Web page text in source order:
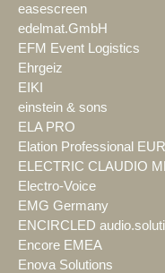
easescreen
edelmat.GmbH
EFM Event Logistics
Ehrgeiz
EIKI
einstein & sons
ELA PRO
Elation Professional
ELECTRIC CLAUDIO
Electro-Voice
EMG Germany
ENCIRCLED
Encore EMEA
Enova Solutions